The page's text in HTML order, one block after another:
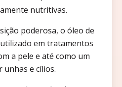
nutritivas.
poderosa, o óleo de
em tratamentos
a pele e até como um
e cílios.